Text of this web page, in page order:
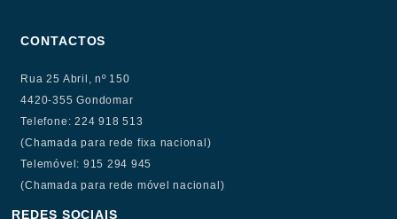
CONTACTOS
Rua 25 Abril, nº 150
4420-355 Gondomar
Telefone: 224 918 513
(Chamada para rede fixa nacional)
Telemóvel: 915 294 945
(Chamada para rede móvel nacional)
REDES SOCIAIS